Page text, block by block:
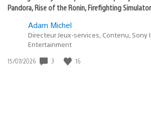
Pandora, Rise of the Ronin, Firefighting
Adam Michel
Directeur Jeux-services, Contenu, Sony
Entertainment
Date
15/07/2026 3 16